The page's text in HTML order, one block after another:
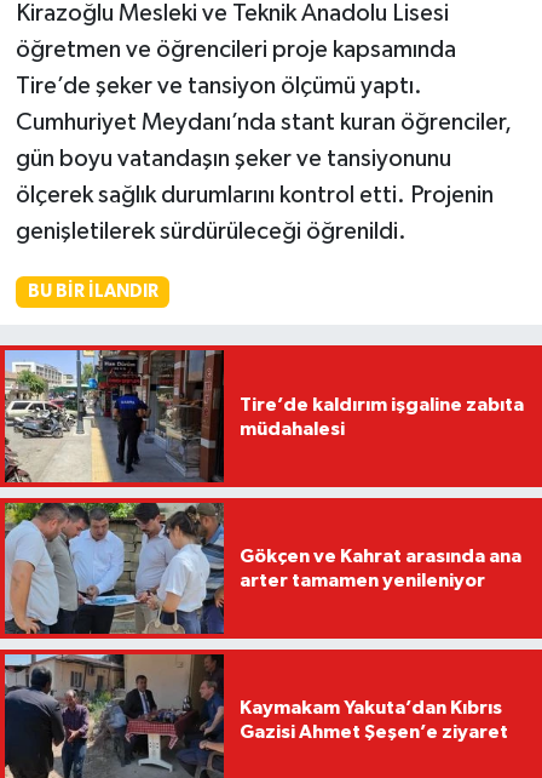
Kirazoğlu Mesleki ve Teknik Anadolu Lisesi
öğretmen ve öğrencileri proje kapsamında
Tire’de şeker ve tansiyon ölçümü yaptı.
Cumhuriyet Meydanı’nda stant kuran öğrenciler,
gün boyu vatandaşın şeker ve tansiyonunu
ölçerek sağlık durumlarını kontrol etti. Projenin
genişletilerek sürdürüleceği öğrenildi.
BU BIR İLANDIR
Tire’de kaldırım işgaline zabıta
müdahalesi
Gökçen ve Kahrat arasında ana
arter tamamen yenileniyor
Kaymakam Yakuta’dan Kıbrıs
Gazisi Ahmet Şeşen’e ziyaret